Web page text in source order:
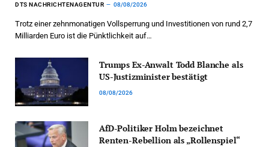
DTS NACHRICHTENAGENTUR 08/08/2026
Trotz einer zehnmonatigen Vollsperrung und Investitionen von rund 2,7
Milliarden Euro ist die Pünktlichkeit auf…
Trumps Ex-Anwalt Todd Blanche als
US-Justizminister bestätigt
08/08/2026
AfD-Politiker Holm bezeichnet
Renten-Rebellion als „Rollenspiel“